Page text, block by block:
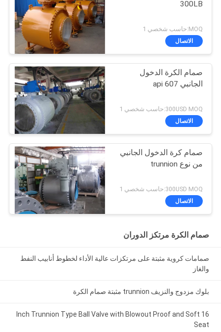
300LB
MOQ:حاسب شخصي 1
الاتصال
صمام الكرة الدخول
الجانبي api 607
300USD MOQ:حاسب شخصي 1
الاتصال
صمام كرة الدخول الجانبي
من نوع trunnion
300USD MOQ:حاسب شخصي 1
الاتصال
صمام الكرة مرتكز الدوران
صمامات كروية مثبتة على مرتكزات عالية الأداء لخطوط أنابيب النفط
والغاز
بلوك مزدوج والنزيف trunnion مثبتة صمام الكرة
16 Inch Trunnion Type Ball Valve with Blowout Proof and Soft
Seat